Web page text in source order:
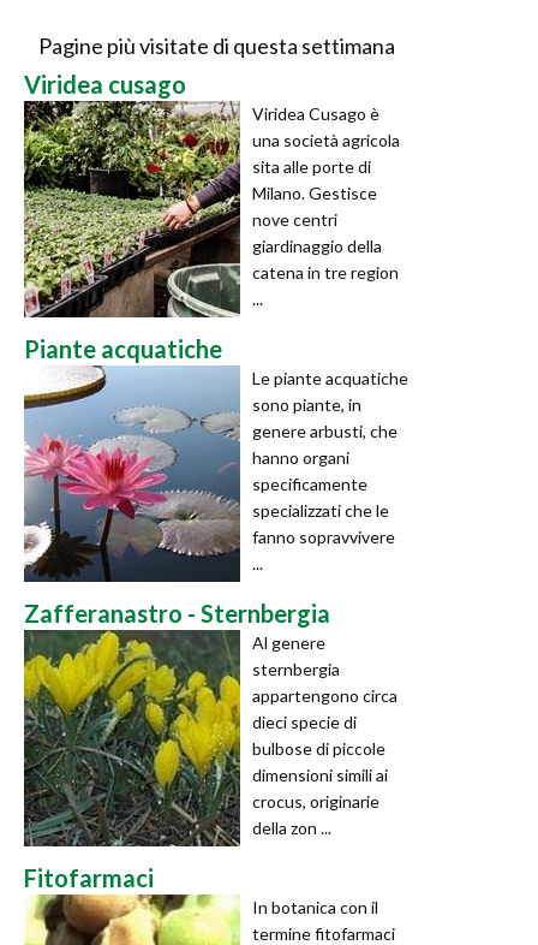
Pagine più visitate di questa settimana
Viridea cusago
Viridea Cusago è
una società agricola
sita alle porte di
Milano. Gestisce
nove centri
giardinaggio della
catena in tre region
...
Piante acquatiche
Le piante acquatiche
sono piante, in
genere arbusti, che
hanno organi
specificamente
specializzati che le
fanno sopravvivere
...
Zafferanastro - Sternbergia
Al genere
sternbergia
appartengono circa
dieci specie di
bulbose di piccole
dimensioni simili ai
crocus, originarie
della zon ...
Fitofarmaci
In botanica con il
termine fitofarmaci